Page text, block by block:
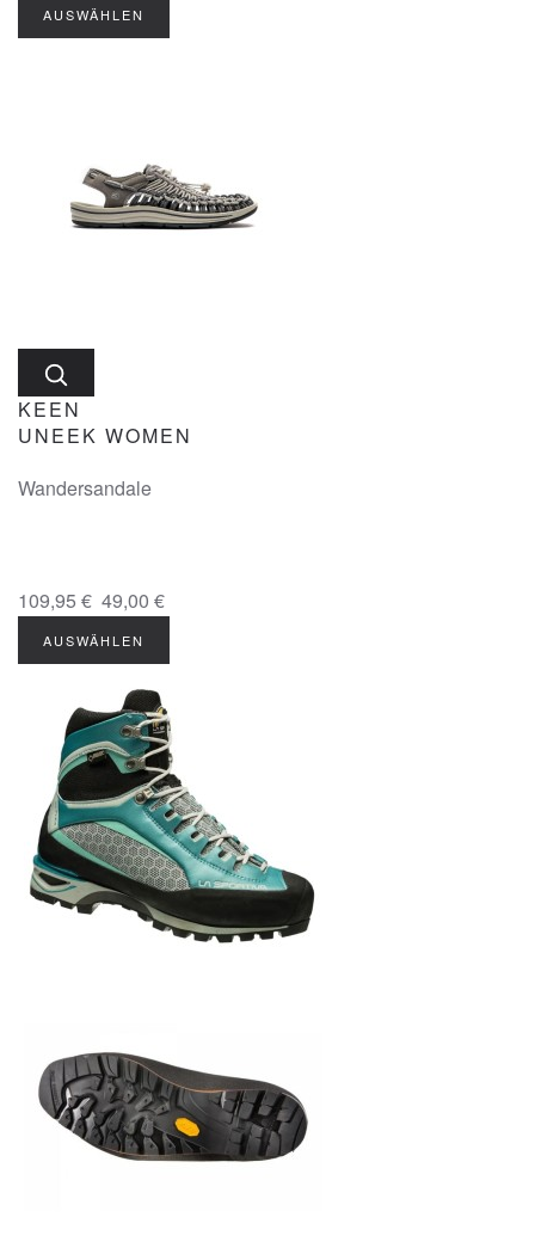
AUSWÄHLEN
KEEN
UNEEK WOMEN
Wandersandale
109,95 € 49,00 €
AUSWÄHLEN